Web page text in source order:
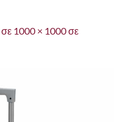
σε 1000 × 1000σε